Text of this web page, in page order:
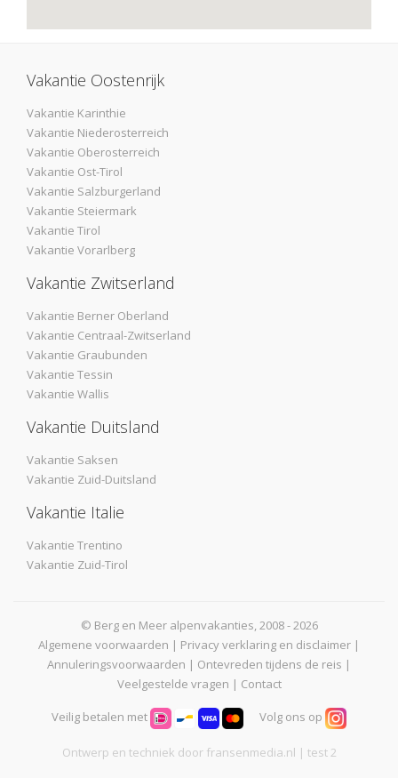
Vakantie Oostenrijk
Vakantie Karinthie
Vakantie Niederosterreich
Vakantie Oberosterreich
Vakantie Ost-Tirol
Vakantie Salzburgerland
Vakantie Steiermark
Vakantie Tirol
Vakantie Vorarlberg
Vakantie Zwitserland
Vakantie Berner Oberland
Vakantie Centraal-Zwitserland
Vakantie Graubunden
Vakantie Tessin
Vakantie Wallis
Vakantie Duitsland
Vakantie Saksen
Vakantie Zuid-Duitsland
Vakantie Italie
Vakantie Trentino
Vakantie Zuid-Tirol
© Berg en Meer alpenvakanties, 2008 - 2026
Algemene voorwaarden | Privacy verklaring en disclaimer |
Annuleringsvoorwaarden | Ontevreden tijdens de reis |
Veelgestelde vragen | Contact
Veilig betalen met Volg ons op
Ontwerp en techniek door fransenmedia.nl | test 2